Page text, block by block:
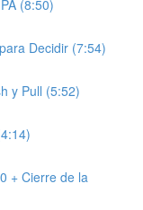
(8:50)
Decidir (7:54)
y Pull (5:52)
+ Cierre de la